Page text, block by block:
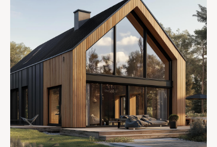
Главная Услуги / Сайты для строит. компаний
Кому необходим сайт
60% клиентов изучают сайт перед тем, как обратиться
в строительную компанию. Если у вас нет сайта или он
неудобный, устаревший, не вызывает доверия — вы
теряете заказы.